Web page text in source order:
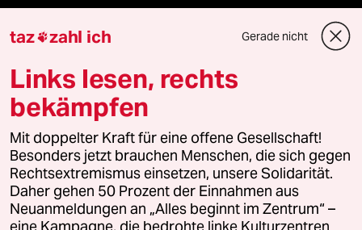
Politik
Öko
Gesellschaft
Kultur
Sport
taz zahl ich Gerade nicht
Links lesen, rechts
bekämpfen
Mit doppelter Kraft für eine offene Gesellschaft!
Besonders jetzt brauchen Menschen, die sich gegen
Rechtsextremismus einsetzen, unsere Solidarität.
Daher gehen 50 Prozent der Einnahmen aus
Neuanmeldungen an „Alles beginnt im Zentrum“ –